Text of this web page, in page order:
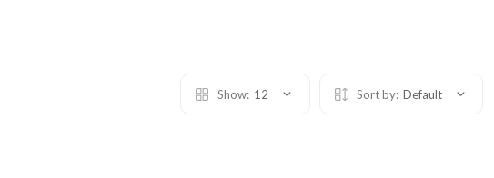
Show: 12 Sort by: Default